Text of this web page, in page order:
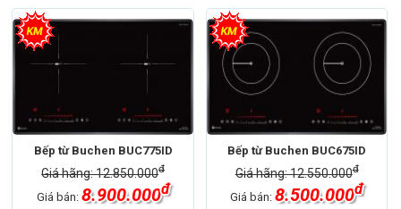
Bếp từ Buchen BUC775ID
Giá hãng: 12.850.000đ
Giá bán: 8.900.000đ
Bếp từ Buchen BUC675ID
Giá hãng: 12.550.000đ
Giá bán:8.500.000đ